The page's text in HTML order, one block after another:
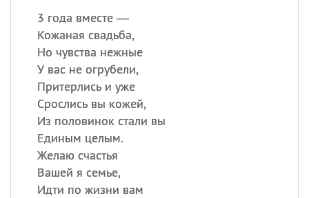
3 года вместе —
Кожаная свадьба,
Но чувства нежные
У вас не огрубели,
Притерлись и уже
Срослись вы кожей,
Из половинок стали вы
Единым целым.
Желаю счастья
Вашей я семье,
Идти по жизни вам